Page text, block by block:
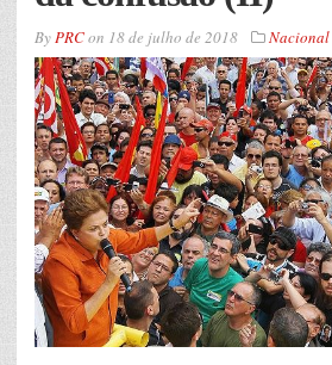
ByPRCon 18 de julho de 2018 Nacional